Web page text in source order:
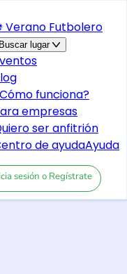
Verano Futbolero
Buscar lugar
funciona?
empresas
ser anfitrión
de ayudaAyuda
sesión o Regístrate